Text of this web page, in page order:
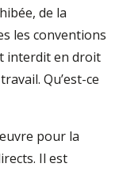
de la
les conventions
interdit en droit
Qu’est-ce
pour la
Il est